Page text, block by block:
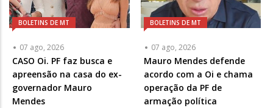
BOLETINS DE MT
07 ago, 2026
CASO Oi. PF faz busca e
apreensão na casa do ex-
governador Mauro
Mendes
BOLETINS DE MT
07 ago, 2026
Mauro Mendes defende
acordo com a Oi e chama
operação da PF de
armação política